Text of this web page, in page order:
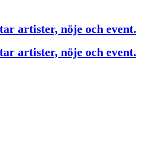
artister, nöje och event.
artister, nöje och event.